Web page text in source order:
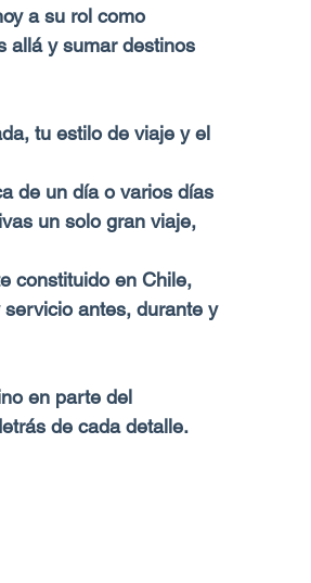
a su rol como
allá y sumar destinos
tu estilo de viaje y el
de un día o varios días
un solo gran viaje,
constituido en Chile,
antes, durante y
en parte del
de cada detalle.​